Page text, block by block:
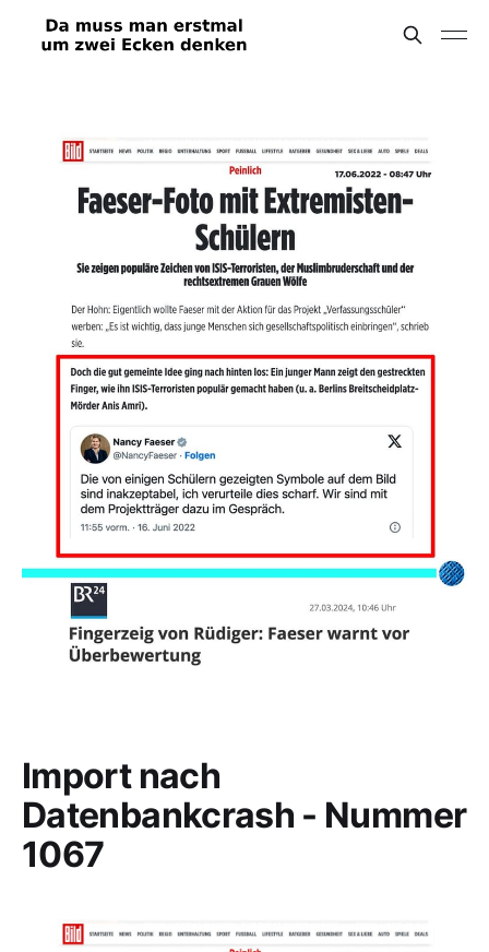
Import nach
Datenbankcrash - Nummer
1067